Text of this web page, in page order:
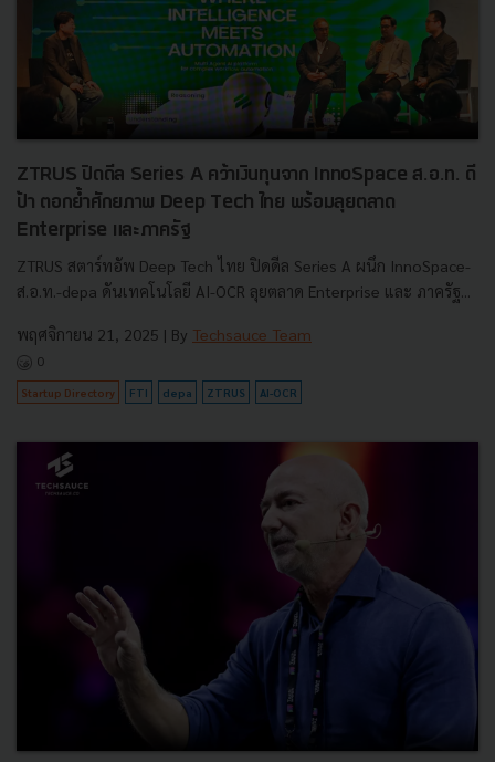
ZTRUS ปิดดีล Series A คว้าเงินทุนจาก InnoSpace ส.อ.ท. ดี
ป้า ตอกย้ำศักยภาพ Deep Tech ไทย พร้อมลุยตลาด
Enterprise และภาครัฐ
ZTRUS สตาร์ทอัพ Deep Tech ไทย ปิดดีล Series A ผนึก InnoSpace-
ส.อ.ท.-depa ดันเทคโนโลยี AI-OCR ลุยตลาด Enterprise และ ภาครัฐ...
พฤศจิกายน 21, 2025 | By Techsauce Team
0
Startup Directory FTI depa ZTRUS AI-OCR